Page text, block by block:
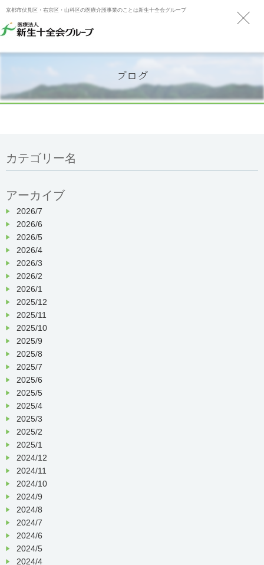
京都市伏見区・右京区・山科区の医療介護事業のことは新生十全会グループ
ブログ
カテゴリー名
アーカイブ
2026/7
2026/6
2026/5
2026/4
2026/3
2026/2
2026/1
2025/12
2025/11
2025/10
2025/9
2025/8
2025/7
2025/6
2025/5
2025/4
2025/3
2025/2
2025/1
2024/12
2024/11
2024/10
2024/9
2024/8
2024/7
2024/6
2024/5
2024/4